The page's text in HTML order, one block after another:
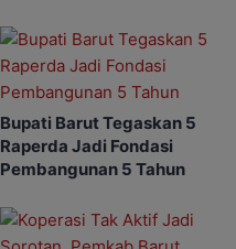
Bupati Barut Tegaskan 5
Raperda Jadi Fondasi
Pembangunan 5 Tahun